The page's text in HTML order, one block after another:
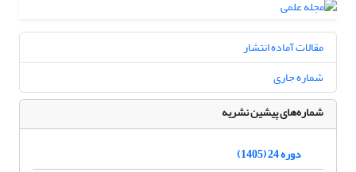
مقالات آماده انتشار
شماره جاری
شماره‌های پیشین نشریه
دوره 24 (1405)